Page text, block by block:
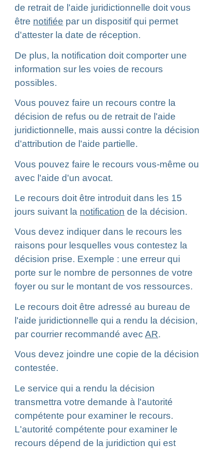
de retrait de l'aide juridictionnelle doit vous
être notifiée par un dispositif qui permet
d'attester la date de réception.
De plus, la notification doit comporter une
information sur les voies de recours
possibles.
Vous pouvez faire un recours contre la
décision de refus ou de retrait de l'aide
juridictionnelle, mais aussi contre la décision
d'attribution de l'aide partielle.
Vous pouvez faire le recours vous-même ou
avec l'aide d'un avocat.
Le recours doit être introduit dans les 15
jours suivant la notification de la décision.
Vous devez indiquer dans le recours les
raisons pour lesquelles vous contestez la
décision prise. Exemple : une erreur qui
porte sur le nombre de personnes de votre
foyer ou sur le montant de vos ressources.
Le recours doit être adressé au bureau de
l'aide juridictionnelle qui a rendu la décision,
par courrier recommandé avec AR.
Vous devez joindre une copie de la décision
contestée.
Le service qui a rendu la décision
transmettra votre demande à l'autorité
compétente pour examiner le recours.
L'autorité compétente pour examiner le
recours dépend de la juridiction qui est